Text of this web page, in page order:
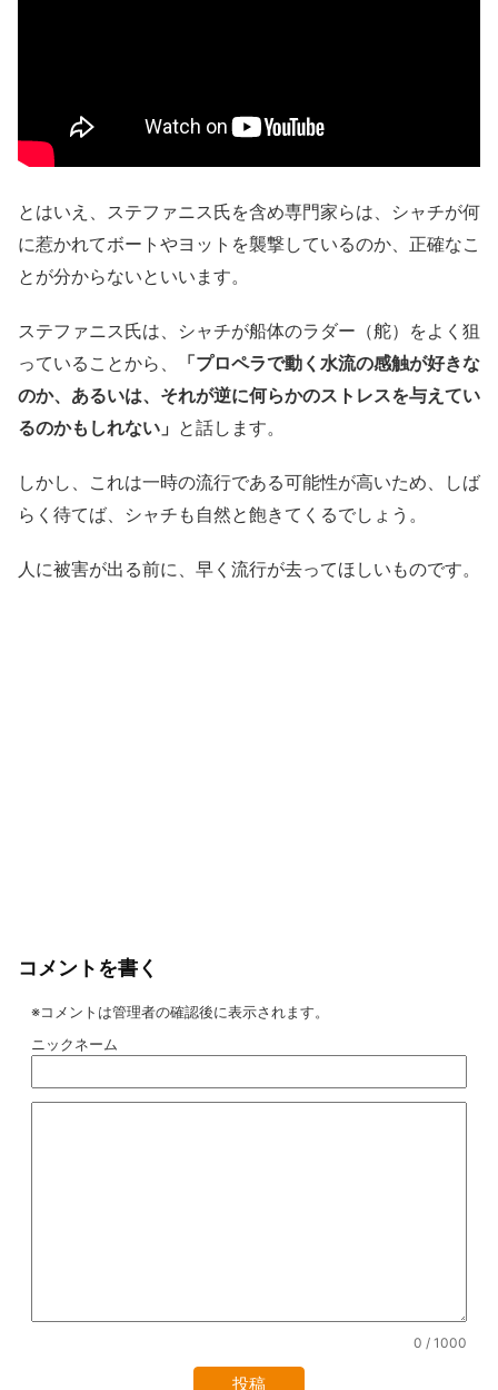
とはいえ、ステファニス氏を含め専門家らは、シャチが何
に惹かれてボートやヨットを襲撃しているのか、正確なこ
とが分からないといいます。
ステファニス氏は、シャチが船体のラダー（舵）をよく狙
っていることから、
「プロペラで動く水流の感触が好きな
のか、あるいは、それが逆に何らかのストレスを与えてい
るのかもしれない」 と話します。
しかし、これは一時の流行である可能性が高いため、しば
らく待てば、シャチも自然と飽きてくるでしょう。
人に被害が出る前に、早く流行が去ってほしいものです。
コメントを書く
※コメントは管理者の確認後に表示されます。
ニックネーム
0 / 1000